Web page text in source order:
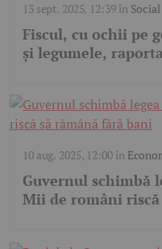
13 sept. 2025, 12:39în Social
Fiscul, cu ochii pe
și legumele,
10 aug. 2025, 12:00în
Guvernul schimbă
Mii de români